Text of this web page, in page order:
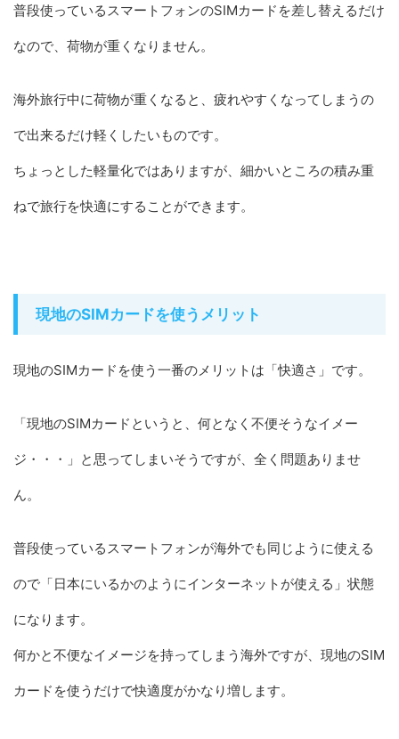
普段使っているスマートフォンのSIMカードを差し替えるだけ
なので、荷物が重くなりません。
海外旅行中に荷物が重くなると、疲れやすくなってしまうの
で出来るだけ軽くしたいものです。
ちょっとした軽量化ではありますが、細かいところの積み重
ねで旅行を快適にすることができます。
現地のSIMカードを使うメリット
現地のSIMカードを使う一番のメリットは「快適さ」です。
「現地のSIMカードというと、何となく不便そうなイメー
ジ・・・」と思ってしまいそうですが、全く問題ありませ
ん。
普段使っているスマートフォンが海外でも同じように使える
ので「日本にいるかのようにインターネットが使える」状態
になります。
何かと不便なイメージを持ってしまう海外ですが、現地のSIM
カードを使うだけで快適度がかなり増します。